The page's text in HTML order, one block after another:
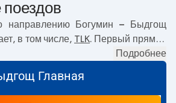
направлению
Богумин – Быдгощ
в том числе, TLK. Первый прямой
с вокзала PKP Богумин по
Быдгощ Главная отправляется в
Подробнее
Главная